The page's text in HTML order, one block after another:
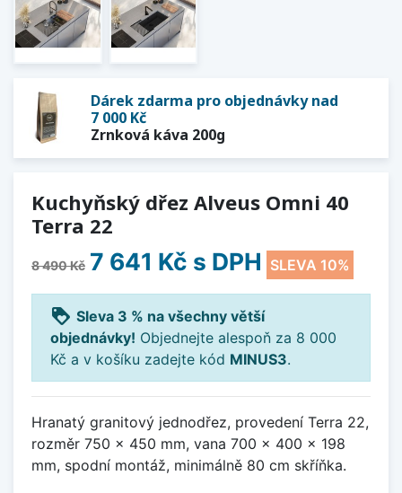
Dárek zdarma pro objednávky nad
7 000 Kč
Zrnková káva 200g
Kuchyňský dřez Alveus Omni 40
Terra 22
8 490 Kč 7 641 Kč s DPH SLEVA 10%
loyalty Sleva 3 % na všechny větší
objednávky! Objednejte alespoň za 8 000
Kč a v košíku zadejte kód MINUS3.
Hranatý granitový jednodřez, provedení Terra 22,
rozměr 750 x 450 mm, vana 700 x 400 x 198
mm, spodní montáž, minimálně 80 cm skříňka.